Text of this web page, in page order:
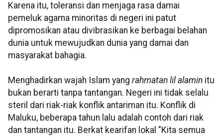
Karena itu, toleransi dan menjaga rasa damai
pemeluk agama minoritas di negeri ini patut
dipromosikan atau divibrasikan ke berbagai belahan
dunia untuk mewujudkan dunia yang damai dan
masyarakat bahagia.
Menghadirkan wajah Islam yang rahmatan lil alamin itu
bukan berarti tanpa tantangan. Negeri ini tidak selalu
steril dari riak-riak konflik antariman itu. Konflik di
Maluku, beberapa tahun lalu adalah contoh dari riak
dan tantangan itu. Berkat kearifan lokal "Kita semua